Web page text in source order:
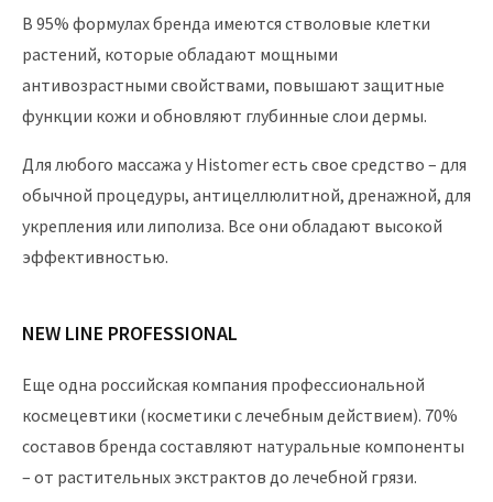
В 95% формулах бренда имеются стволовые клетки
растений, которые обладают мощными
антивозрастными свойствами, повышают защитные
функции кожи и обновляют глубинные слои дермы.
Для любого массажа у Histomer есть свое средство – для
обычной процедуры, антицеллюлитной, дренажной, для
укрепления или липолиза. Все они обладают высокой
эффективностью.
NEW LINE PROFESSIONAL
Еще одна российская компания профессиональной
космецевтики (косметики с лечебным действием). 70%
составов бренда составляют натуральные компоненты
– от растительных экстрактов до лечебной грязи.